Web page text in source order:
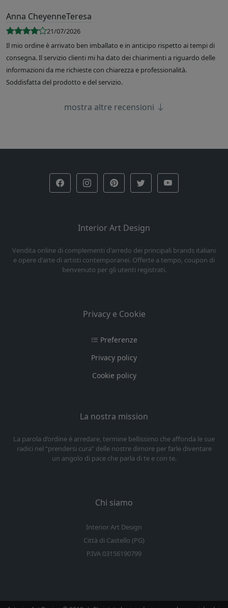
Anna CheyenneTeresa
21/07/2026
Il mio ordine è arrivato ben imballato e in anticipo rispetto ai tempi di
consegna. Il servizio clienti mi ha dato dei chiarimenti a riguardo delle
informazioni da me richieste con chiarezza e professionalità.
Soddisfatta del prodotto e del servizio.
mostra altre recensioni
Interior Art Design
Vendita online di complementi d'arredo dei principali brands italiani
e opere d'arte di artisti contemporanei. Offerte a tempo, coupon di
benvenuto per gli utenti registrati.
Privacy e Cookie
Preferenze
Privacy policy
Cookie policy
La nostra mission
La parola d’ordine è arredare, termine bellissimo che affonda le sue
radici nel “prendersi cura” delle nostre dimore per farle diventare
un angolo di pace che parla di te e con te.
Chi siamo
Interior Art Design
Città di Castello (PG)
P.IVA 03156190799